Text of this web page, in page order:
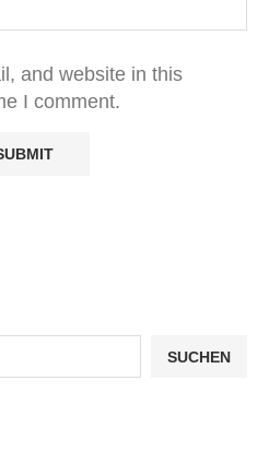
and website in this
I comment.
SUCHEN